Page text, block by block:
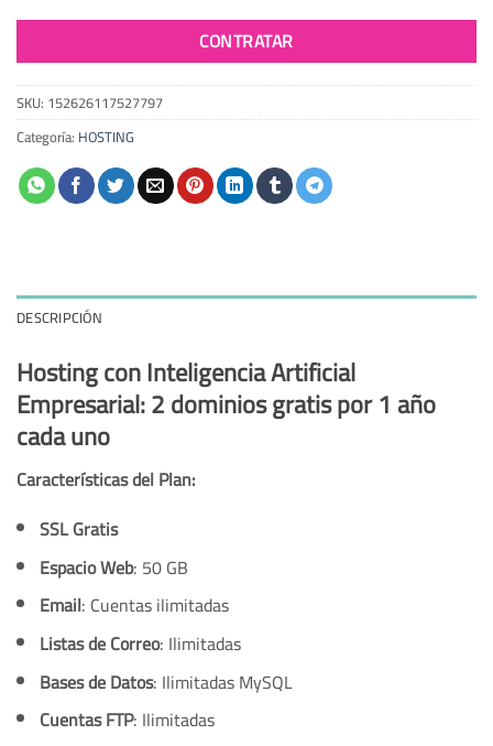
CONTRATAR
SKU: 152626117527797
Categoría: HOSTING
DESCRIPCIÓN
Hosting con Inteligencia Artificial
Empresarial: 2 dominios gratis por 1 año
cada uno
Características del Plan:
SSL Gratis
Espacio Web: 50 GB
Email: Cuentas ilimitadas
Listas de Correo: Ilimitadas
Bases de Datos: Ilimitadas MySQL
Cuentas FTP: Ilimitadas